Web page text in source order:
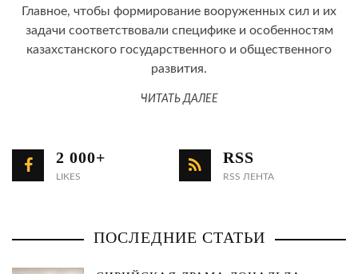
Главное, чтобы формирование вооруженных сил и их
задачи соответствовали специфике и особенностям
казахстанского государственного и общественного
развития.
ЧИТАТЬ ДАЛЕЕ
2 000+
LIKES
RSS
RSS ЛЕНТА
ПОСЛЕДНИЕ СТАТЬИ